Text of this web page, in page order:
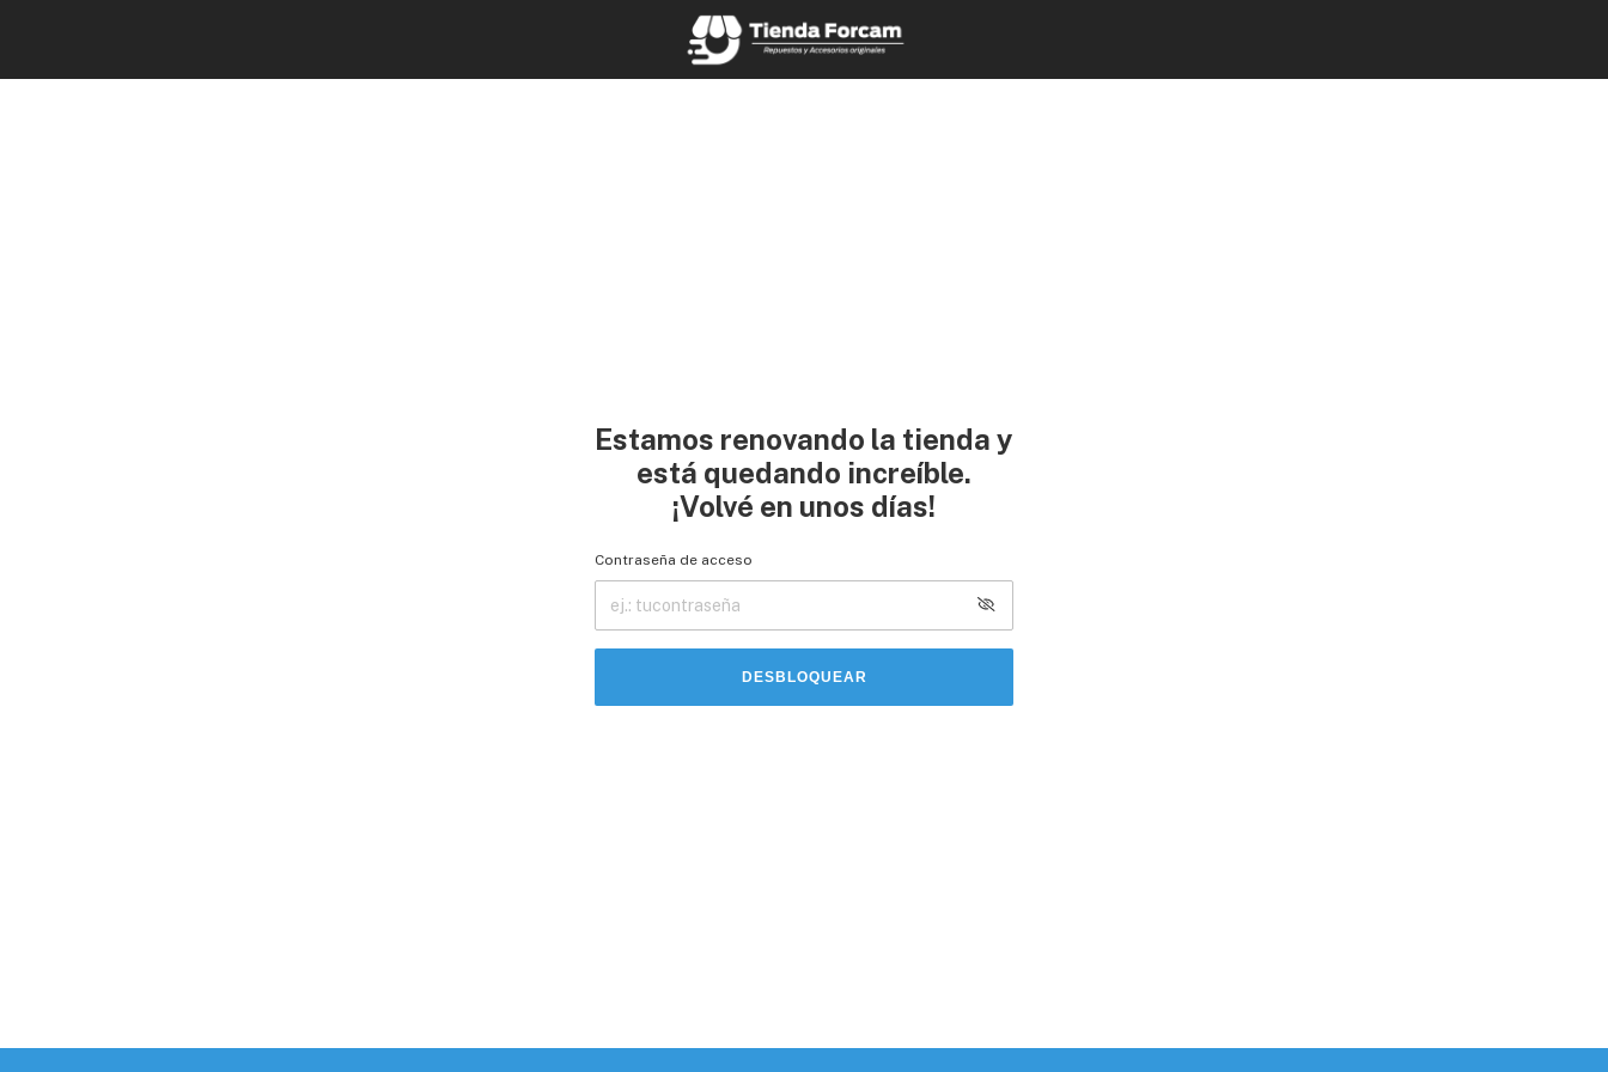
Estamos renovando la tienda y
está quedando increíble.
¡Volvé en unos días!
Contraseña de acceso
DESBLOQUEAR